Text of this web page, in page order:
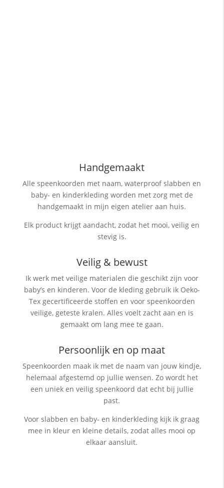
Handgemaakt
Alle speenkoorden met naam, waterproof slabbenen
baby- en kinderkleding worden met zorg met de
handgemaakt in mijn eigen atelier aan huis.
Elk product krijgt aandacht, zodat het mooi, veilig en
stevig is.
Veilig & bewust
Ik werk met veilige materialen die geschikt zijn voor
baby’s en kinderen. Voor de kleding gebruik ik Oeko-
Tex gecertificeerde stoffen en voor speenkoorden
veilige, geteste kralen. Alles voelt zacht aan en is
gemaakt om lang mee te gaan.
Persoonlijk en op maat
Speenkoorden maak ik met de naam van jouw kindje,
helemaal afgestemd op jullie wensen. Zo wordt het
een uniek en veilig speenkoord dat echt bij jullie
past.
Voor slabben en baby- en kinderkleding kijk ik graag
mee in kleur en kleine details, zodat alles mooi op
elkaar aansluit.